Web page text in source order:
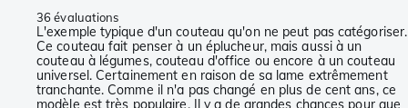
36 évaluations
L'exemple typique d'un couteau qu'on ne peut pas catégoriser.
Ce couteau fait penser à un éplucheur, mais aussi à un
couteau à légumes, couteau d'office ou encore à un couteau
universel. Certainement en raison de sa lame extrêmement
tranchante. Comme il n'a pas changé en plus de cent ans, ce
modèle est très populaire. Il y a de grandes chances pour que